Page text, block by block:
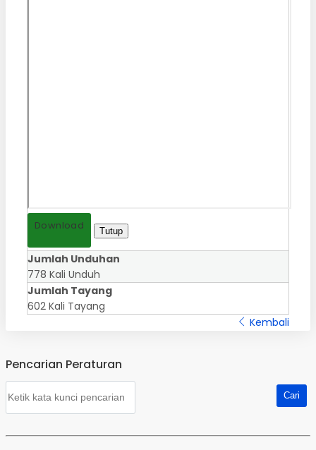
Download Tutup
Jumlah Unduhan
778 Kali Unduh
Jumlah Tayang
602 Kali Tayang
Kembali
Pencarian Peraturan